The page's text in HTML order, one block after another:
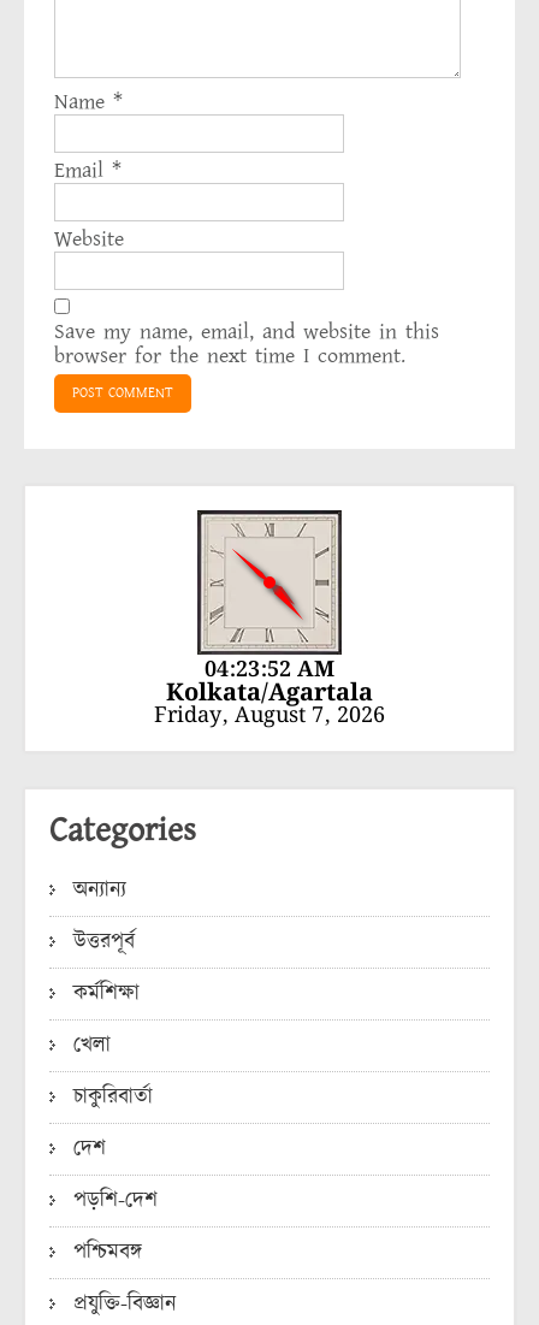
Name *
Email *
Website
Save my name, email, and website in this
browser for the next time I comment.
04:23:52 AM
Kolkata/Agartala
Friday, August 7, 2026
Categories
অন্যান্য
উত্তরপূর্ব
কর্মশিক্ষা
খেলা
চাকুরিবার্তা
দেশ
পড়শি-দেশ
পশ্চিমবঙ্গ
প্রযুক্তি-বিজ্ঞান